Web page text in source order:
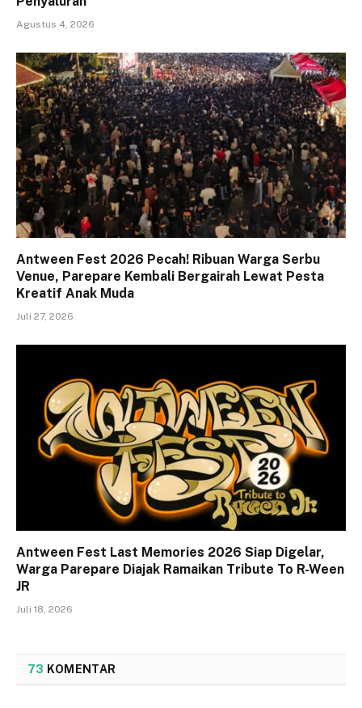
Agustus 4, 2026
Antween Fest 2026 Pecah! Ribuan Warga Serbu
Venue, Parepare Kembali Bergairah Lewat Pesta
Kreatif Anak Muda
Juli 27, 2026
Antween Fest Last Memories 2026 Siap Digelar,
Warga Parepare Diajak Ramaikan Tribute To R-Ween
JR
Juli 18, 2026
73 KOMENTAR